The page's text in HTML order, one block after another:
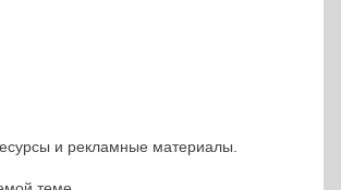
и рекламные материалы.